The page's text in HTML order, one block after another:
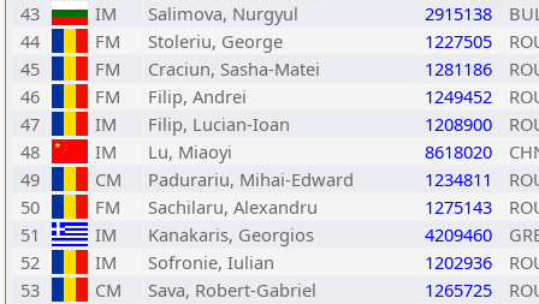
43
IM Salimova, Nurgyul 2915138
44
FM Stoleriu, George 1227505
45
FM Craciun, Sasha-Matei 1281186
46
FM Filip, Andrei 1249452
47
IM Filip, Lucian-Ioan 1208900
48
IM Lu, Miaoyi 8618020
49
CM Padurariu, Mihai-Edward 1234811
50
FM Sachilaru, Alexandru 1275143
51
IM Kanakaris, Georgios 4209460
52
IM Sofronie, Iulian 1202936
53
CM Sava, Robert-Gabriel 1265725